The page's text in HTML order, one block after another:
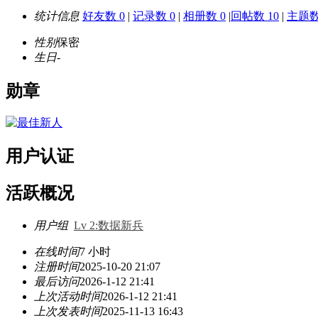
统计信息 好友数 0 | 记录数 0 | 相册数 0 |回帖数 10 | 主题
性别保密
生日-
勋章
用户认证
活跃概况
用户组 Lv 2:数据新兵
在线时间7 小时
注册时间2025-10-20 21:07
最后访问2026-1-12 21:41
上次活动时间2026-1-12 21:41
上次发表时间2025-11-13 16:43